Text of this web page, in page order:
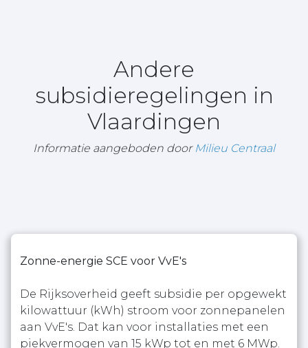
Andere
subsidieregelingen in
Vlaardingen
Informatie aangeboden door Milieu Centraal
Zonne-energie SCE voor VvE's
De Rijksoverheid geeft subsidie per opgewekt
kilowattuur (kWh) stroom voor zonnepanelen
aan VvE's. Dat kan voor installaties met een
piekvermogen van 15 kWp tot en met 6 MWp.